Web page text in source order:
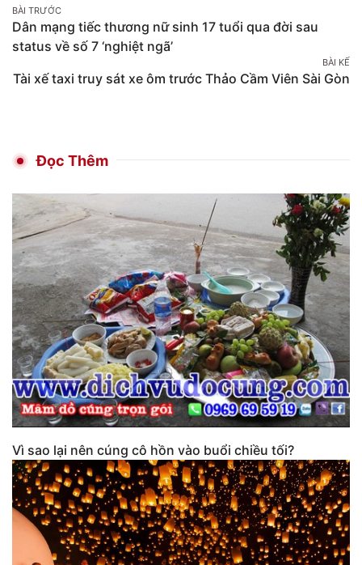
Post
navigation
BÀI TRƯỚC
Dân mạng tiếc thương nữ sinh 17 tuổi qua đời sau
status về số 7 ‘nghiệt ngã’
BÀI KẾ
Tài xế taxi truy sát xe ôm trước Thảo Cầm Viên Sài Gòn
Đọc Thêm
Vì sao lại nên cúng cô hồn vào buổi chiều tối?